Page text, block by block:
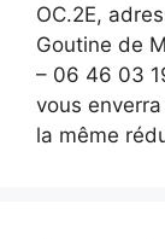
OC.2E,
Goutine de
– 06 46 03
vous
la même